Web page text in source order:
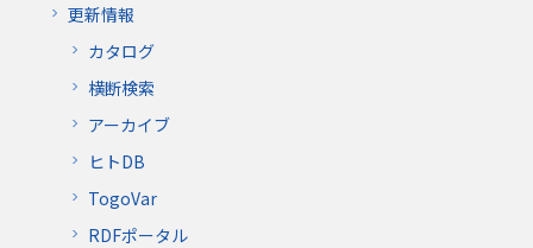
更新情報
カタログ
横断検索
アーカイブ
ヒトDB
TogoVar
RDFポータル